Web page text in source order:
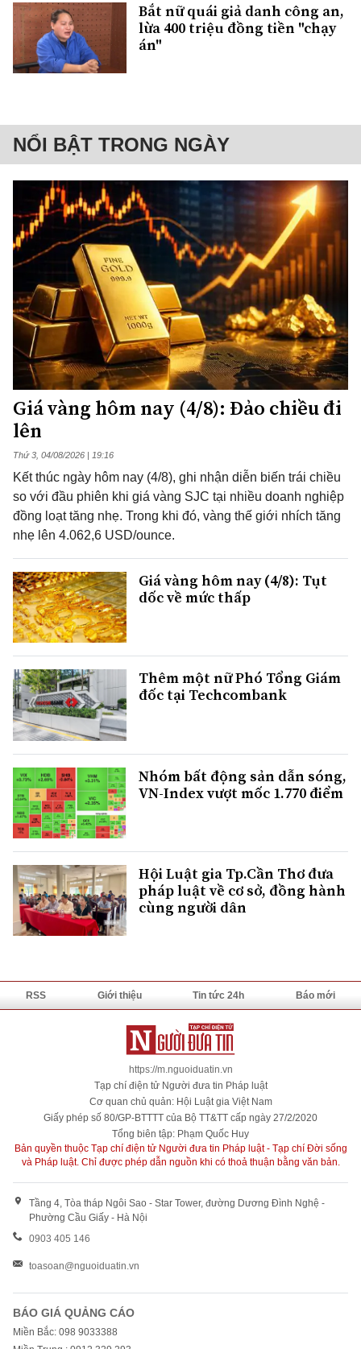
Bắt nữ quái giả danh công an,
lừa 400 triệu đồng tiền "chạy
án"
NỔI BẬT TRONG NGÀY
Giá vàng hôm nay (4/8): Đảo chiều đi
lên
Thứ 3, 04/08/2026 | 19:16
Kết thúc ngày hôm nay (4/8), ghi nhận diễn biến trái chiều
so với đầu phiên khi giá vàng SJC tại nhiều doanh nghiệp
đồng loạt tăng nhẹ. Trong khi đó, vàng thế giới nhích tăng
nhẹ lên 4.062,6 USD/ounce.
Giá vàng hôm nay (4/8): Tụt
dốc về mức thấp
Thêm một nữ Phó Tổng Giám
đốc tại Techcombank
Nhóm bất động sản dẫn sóng,
VN-Index vượt mốc 1.770 điểm
Hội Luật gia Tp.Cần Thơ đưa
pháp luật về cơ sở, đồng hành
cùng người dân
RSS Giới thiệu Tin tức 24h Báo mới
https://m.nguoiduatin.vn
Tạp chí điện tử Người đưa tin Pháp luật
Cơ quan chủ quản: Hội Luật gia Việt Nam
Giấy phép số 80/GP-BTTTT của Bộ TT&TT cấp ngày 27/2/2020
Tổng biên tập: Phạm Quốc Huy
Bản quyền thuộc Tạp chí điện tử Người đưa tin Pháp luật - Tạp chí Đời sống
và Pháp luật. Chỉ được phép dẫn nguồn khi có thoả thuận bằng văn bản.
Tầng 4, Tòa tháp Ngôi Sao - Star Tower, đường Dương Đình Nghệ -
Phường Cầu Giấy - Hà Nội
0903 405 146
toasoan@nguoiduatin.vn
BÁO GIÁ QUẢNG CÁO
Miền Bắc: 098 9033388